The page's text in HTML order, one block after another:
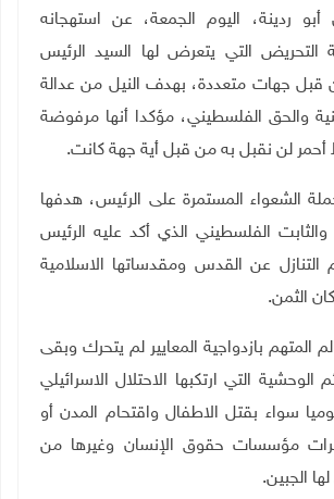
أبو ردينة، اليوم الجمعة، عن استهجانه
التحريض التي يتعرض لها السيد الرئيس
جهات متعددة، بهدف النيل من عدالة
والحق الفلسطيني، مؤكدا أنها مرفوضة
لن نقبل به من قبل أية جهة كانت.
الشعواء المستمرة على الرئيس، هدفها
الفلسطيني الذي أكد عليه الرئيس
عن القدس ومقدساتها الاسلامية
الثمن.
المتهم بازدواجية المعايير لم يتحرك وبقى
الوحشية التي ارتكبها الاحتلال الاسرائيلي
سواء بقتل الاطفال واقتحام المدن أو
مؤسسات حقوق الإنسان وغيرها من
الجبين.